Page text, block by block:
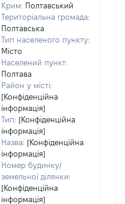
Крим: Полтавський
Територіальна громада:
Полтавська
Тип населеного пункту:
Місто
Населений пункт:
Полтава
Район у місті:
[Конфіденційна
інформація]
Тип: [Конфіденційна
інформація]
Назва: [Конфіденційна
інформація]
Номер будинку/
земельної ділянки:
[Конфіденційна
інформація]